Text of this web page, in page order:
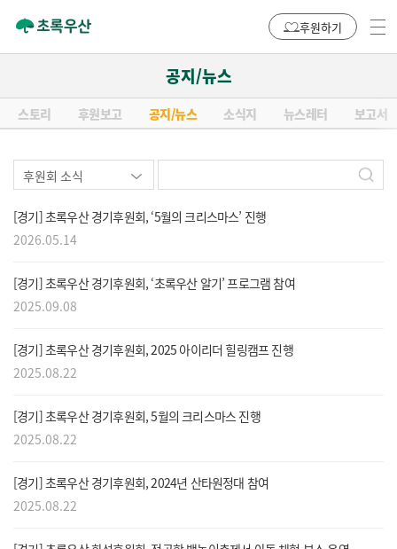
후원하기
공지/뉴스
스토리 후원보고 공지/뉴스 소식지 뉴스레터 보고서
[경기] 초록우산 경기후원회, ‘5월의 크리스마스’ 진행
2026.05.14
[경기] 초록우산 경기후원회, ‘초록우산 알기’ 프로그램 참여
2025.09.08
[경기] 초록우산 경기후원회, 2025 아이리더 힐링캠프 진행
2025.08.22
[경기] 초록우산 경기후원회, 5월의 크리스마스 진행
2025.08.22
[경기] 초록우산 경기후원회, 2024년 산타원정대 참여
2025.08.22